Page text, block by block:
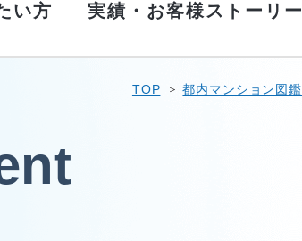
い方 実績・お客様ストーリー
TOP 都内マンション図鑑